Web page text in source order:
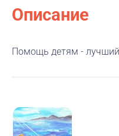
Описание
Помощь детям -